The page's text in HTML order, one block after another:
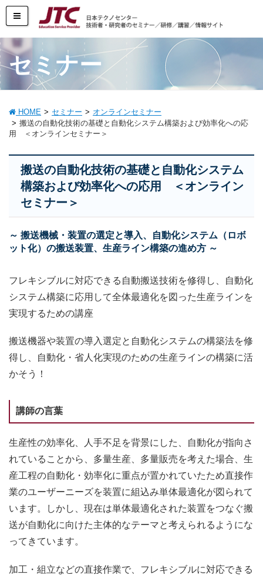
セミナー
HOME セミナー
オンラインセミナー
搬送の自動化技術の基礎と自動化システム構築および効率化への応
用 ＜オンラインセミナー＞
搬送の自動化技術の基礎と自動化システム
構築および効率化への応用 ＜オンライン
セミナー＞
～ 搬送機械・装置の選定と導入、自動化システム（ロボ
ット化）の搬送装置、生産ライン構築の進め方 ～
フレキシブルに対応できる自動搬送技術を修得し、自動化
システム構築に応用して全体最適化を図った生産ラインを
実現するための講座
搬送機器や装置の導入選定と自動化システムの構築法を修
得し、自動化・省人化実現のための生産ラインの構築に活
かそう！
講師の言葉
生産性の効率化、人手不足を背景にした、自動化が指向さ
れていることから、多量生産、多量販売を考えた場合、生
産工程の自動化・効率化に重点が置かれていたため直接作
業のユーザーニーズを装置に組込み単体最適化が図られて
います。しかし、現在は単体最適化された装置をつなぐ搬
送が自動化に向けた主体的なテーマと考えられるようにな
ってきています。
加工・組立などの直接作業で、フレキシブルに対応できる